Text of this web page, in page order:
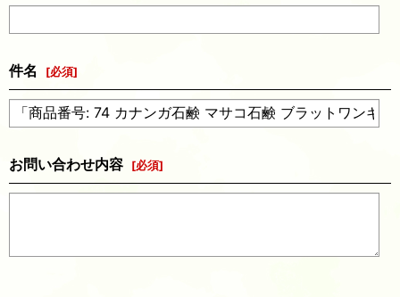
件名 [必須]
お問い合わせ内容 [必須]